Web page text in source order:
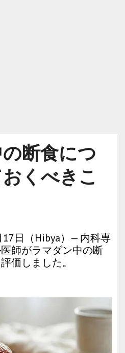
断食につ
くべきこ
17日（Hibya）— 内科専
師がラマダン中の断
価しました。